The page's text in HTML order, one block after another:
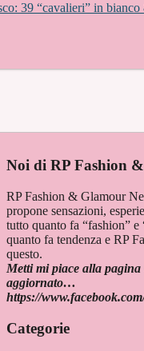
39 “cavalieri” in
Noi di RP Fashion
RP Fashion & Glamour
propone sensazioni,
tutto quanto fa “fashion”
quanto fa tendenza e RP
questo.
Metti mi piace alla
aggiornato…
https://
Categorie